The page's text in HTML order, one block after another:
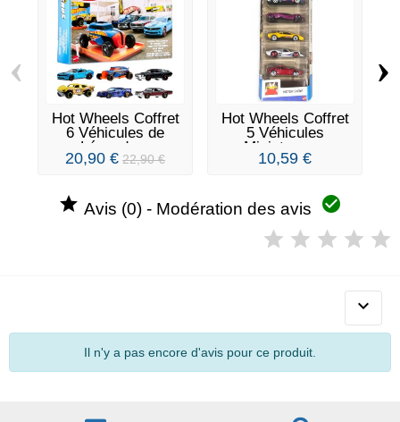
Hot Wheels Coffret
6 Véhicules de
Légende...
20,90 € 22,90 €
Hot Wheels Coffret
5 Véhicules
Miniatures...
10,59 €
‹ ›
 Avis (0) - Modération des avis 

Il n'y a pas encore d'avis pour ce produit.